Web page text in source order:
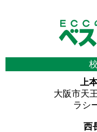
上
大阪市天
ラシ
西